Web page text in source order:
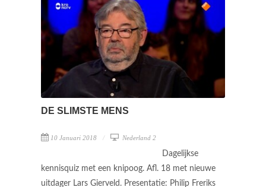
DE SLIMSTE MENS
10 Januari 2018 Nederland 2
Dagelijkse
kennisquiz met een knipoog. Afl. 18 met nieuwe
uitdager Lars Gierveld. Presentatie: Philip Freriks